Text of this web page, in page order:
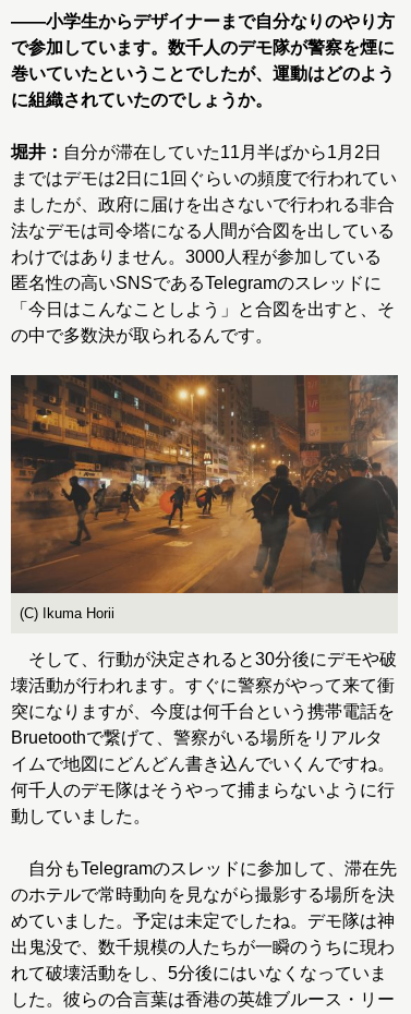
――小学生からデザイナーまで自分なりのやり方
で参加しています。数千人のデモ隊が警察を煙に
巻いていたということでしたが、運動はどのよう
に組織されていたのでしょうか。
堀井： 自分が滞在していた11月半ばから1月2日
まではデモは2日に1回ぐらいの頻度で行われてい
ましたが、政府に届けを出さないで行われる非合
法なデモは司令塔になる人間が合図を出している
わけではありません。3000人程が参加している
匿名性の高いSNSであるTelegramのスレッドに
「今日はこんなことしよう」と合図を出すと、そ
の中で多数決が取られるんです。
(C) Ikuma Horii
そして、行動が決定されると30分後にデモや破
壊活動が行われます。すぐに警察がやって来て衝
突になりますが、今度は何千台という携帯電話を
Bruetoothで繋げて、警察がいる場所をリアルタ
イムで地図にどんどん書き込んでいくんですね。
何千人のデモ隊はそうやって捕まらないように行
動していました。
自分もTelegramのスレッドに参加して、滞在先
のホテルで常時動向を見ながら撮影する場所を決
めていました。予定は未定でしたね。デモ隊は神
出鬼没で、数千規模の人たちが一瞬のうちに現わ
れて破壊活動をし、5分後にはいなくなっていま
した。彼らの合言葉は香港の英雄ブルース・リー